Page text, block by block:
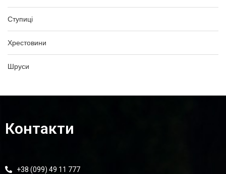
Ступиці
Хрестовини
Шруси
Контакти
+38 (099) 49 11 777